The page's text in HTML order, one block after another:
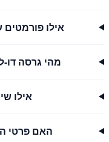
אילו
מהי גרסה
אילו
האם פרטי